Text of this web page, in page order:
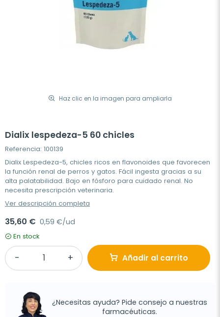
Haz clic en la imagen para ampliarla
Dialix lespedeza-5 60 chicles
Referencia: 100139
Dialix Lespedeza-5, chicles ricos en flavonoides que favorecen
la función renal de perros y gatos. Fácil ingesta gracias a su
alta palatabilidad. Bajo en fósforo para cuidado renal. No
necesita prescripción veterinaria.
Ver descripción completa
35,60 € 0,59 €/ud
En stock
Añadir al carrito
¿Necesitas ayuda? Pide consejo a nuestras
farmacéuticas.